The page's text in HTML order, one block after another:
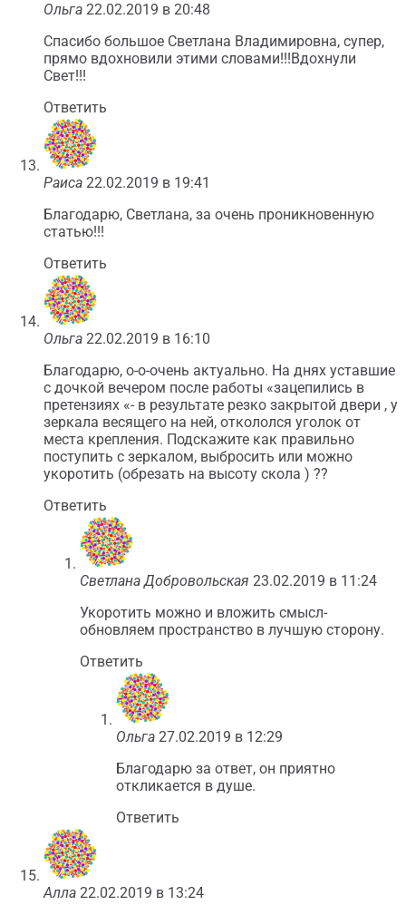
Ольга 22.02.2019 в 20:48
Спасибо большое Светлана Владимировна, супер,
прямо вдохновили этими словами!!!Вдохнули
Свет!!!
Ответить
Раиса 22.02.2019 в 19:41
Благодарю, Светлана, за очень проникновенную
статью!!!
Ответить
Ольга 22.02.2019 в 16:10
Благодарю, о-о-очень актуально. На днях уставшие
с дочкой вечером после работы «зацепились в
претензиях «- в результате резко закрытой двери , у
зеркала весящего на ней, откололся уголок от
места крепления. Подскажите как правильно
поступить с зеркалом, выбросить или можно
укоротить (обрезать на высоту скола ) ??
Ответить
Светлана Добровольская 23.02.2019 в 11:24
Укоротить можно и вложить смысл-
обновляем пространство в лучшую сторону.
Ответить
Ольга 27.02.2019 в 12:29
Благодарю за ответ, он приятно
откликается в душе.
Ответить
Алла 22.02.2019 в 13:24